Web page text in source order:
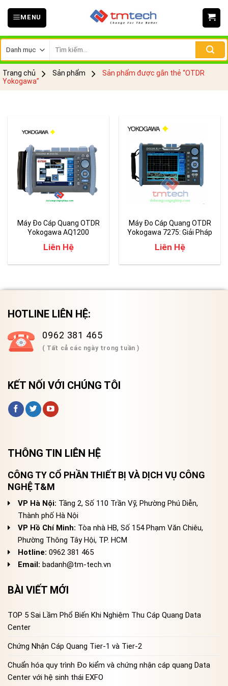
Skip
MENU
kiếm:
Trang chủ Sản phẩm
Sản phẩm được gắn thẻ “OTDR
Yokogawa”
Máy Đo Cáp Quang OTDR
Yokogawa AQ1200
Liên Hệ
Máy Đo Cáp Quang OTDR
Yokogawa 7275: Giải Pháp
Mạng Quang
Liên Hệ
HOTLINE LIÊN HỆ:
0962 381 465
( Tất cả các ngày trong tuần )
KẾT NỐI VỚI CHÚNG TÔI
THÔNG TIN LIÊN HỆ
CÔNG TY CỔ PHẦN THIẾT BỊ VÀ DỊCH VỤ CÔNG
NGHỆ T&M
VP Hà Nội: Tầng 2, Số 110 Trần Vỹ, Phường Phú Diễn,
Thành phố Hà Nội
VP Hồ Chí Minh: Tòa nhà HB, Số 154 Phạm Văn Chiêu,
Phường Thông Tây Hội, TP. HCM
Hotline: 0962 381 465
Email: badanh@tm-tech.vn
BÀI VIẾT MỚI
TOP 5 Sai Lầm Phổ Biến Khi Nghiệm Thu Cáp Quang Data
Center
Chứng Nhận Cáp Quang Tier-1 và Tier-2
Chuẩn hóa quy trình Đo kiểm và chứng nhận cáp quang Data
Center với hệ sinh thái EXFO